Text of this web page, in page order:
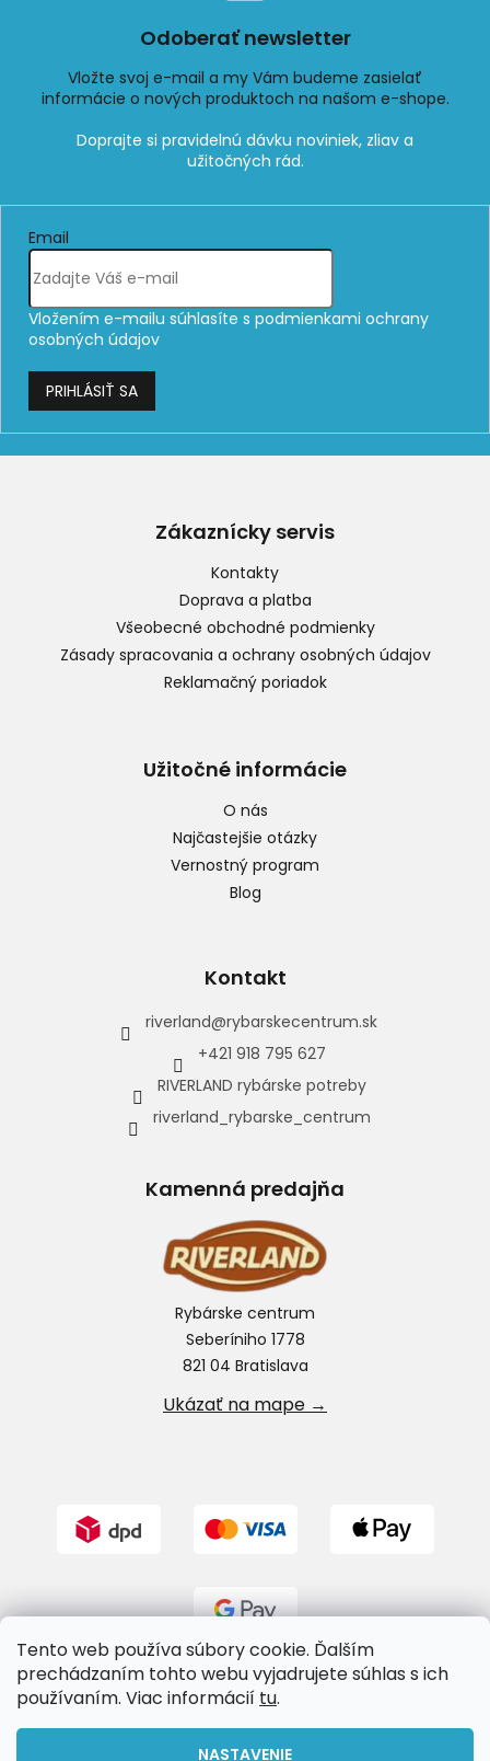
Tento web používa súbory cookie. Ďalším
prechádzaním tohto webu vyjadrujete súhlas s ich
používaním. Viac informácií tu.
NASTAVENIE
Odoberať newsletter
Vložte svoj e-mail a my Vám budeme zasielať
informácie o nových produktoch na našom e-shope.
Email
Vložením e-mailu súhlasíte s podmienkami ochrany
osobných údajov
PRIHLÁSIŤ SA
Zákaznícky servis
Kontakty
Doprava a platba
Všeobecné obchodné podmienky
Zásady spracovania a ochrany osobných údajov
Reklamačný poriadok
Užitočné informácie
O nás
Najčastejšie otázky
Vernostný program
Blog
Kontakt
riverland@rybarskecentrum.sk
+421 918 795 627
RIVERLAND rybárske potreby
riverland_rybarske_centrum
Kamenná predajňa
Rybárske centrum
Seberíniho 1778
821 04 Bratislava
Ukázať na mape →